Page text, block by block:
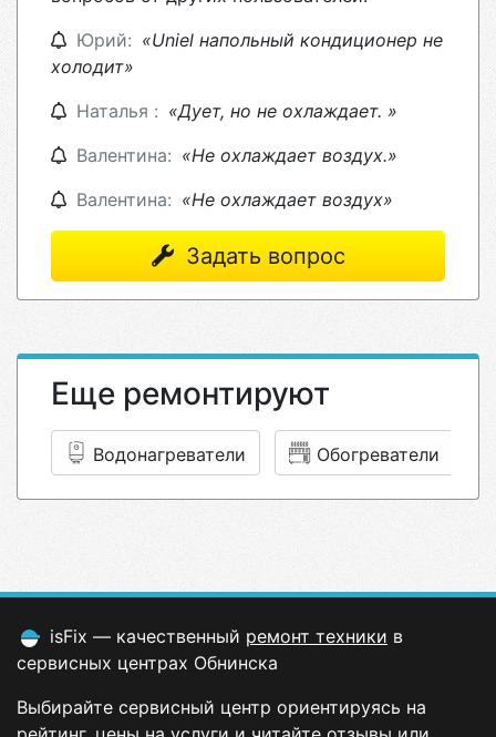
Юрий: «Uniel напольный кондиционер не
холодит»
Наталья : «Дует, но не охлаждает. »
Валентина: «Не охлаждает воздух.»
Валентина: «Не охлаждает воздух»
Задать вопрос
Еще ремонтируют
Водонагреватели Обогреватели
isFix — качественный ремонт техники в
сервисных центрах Обнинска
Выбирайте сервисный центр ориентируясь на